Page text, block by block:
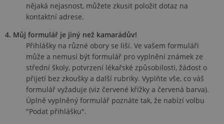
nějaká nejasnost, můžete zkusit položit dotaz na
kontaktní adrese.
4. Můj formulář je jiný než kamarádův!
Přihlášky na různé obory se liší. Ve vašem formuláři
může a nemusí být formulář pro vyplnění známek ze
střední školy, potvrzení lékařské způsobilosti, žádost o
přijetí bez zkoušky a další rubriky. Vyplňte vše, co váš
formulář vyžaduje (viz červené křížky a červená barva).
Úplně vyplněný formulář poznáte tak, že nabízí volbu
"Podat přihlášku".